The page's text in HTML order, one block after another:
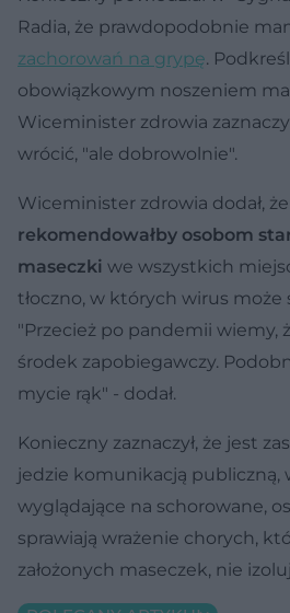
Radia, że prawdopodobnie
zachorowań na grypę.
obowiązkowym noszeniem
Wiceminister zdrowia
wrócić, "ale dobrowolnie".
Wiceminister zdrowia dodał, że
rekomendowałby osobom
maseczki we wszystkich
tłoczno, w których wirus może
"Przecież po pandemii wiemy,
środek zapobiegawczy.
mycie rąk" - dodał.
Konieczny zaznaczył, że jest
jedzie komunikacją publiczną,
wyglądające na schorowane,
sprawiają wrażenie chorych,
założonych maseczek, nie